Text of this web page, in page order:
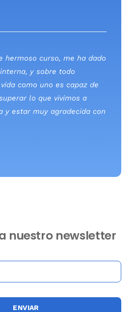
hermoso curso, me ha dado
y sobre todo
como uno es capaz de
lo que vivimos a
y estar muy agradecida con
nuestro newsletter
ENVIAR